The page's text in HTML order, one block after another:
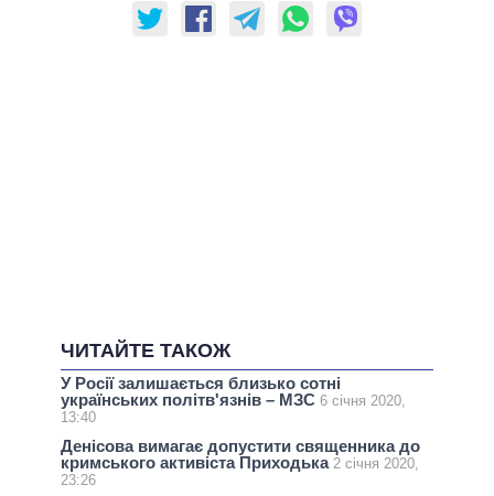
ЧИТАЙТЕ ТАКОЖ
У Росії залишається близько сотні
українських політв'язнів – МЗС 6 січня 2020,
13:40
Денісова вимагає допустити священника до
кримського активіста Приходька 2 січня 2020,
23:26